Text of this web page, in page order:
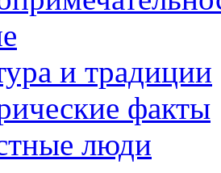
и традиции
факты
люди